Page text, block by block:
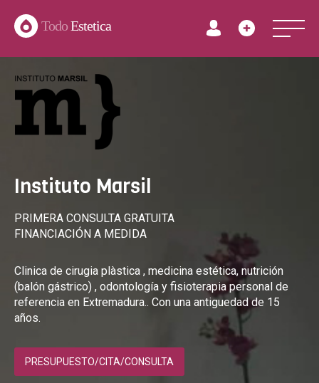
TodoEstetica
Instituto Marsil
PRIMERA CONSULTA GRATUITA
FINANCIACIÓN A MEDIDA
Clinica de cirugia plàstica , medicina estética, nutrición
(balón gástrico) , odontología y fisioterapia personal de
referencia en Extremadura.. Con una antiguedad de 15
años.
PRESUPUESTO/CITA/CONSULTA